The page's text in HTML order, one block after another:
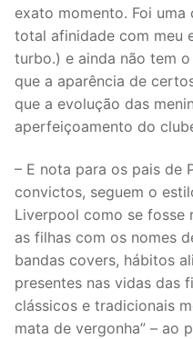
exato momento. Foi uma
total afinidade com meu
turbo.) e ainda não tem
que a aparência de
que a evolução das
aperfeiçoamento do
– E nota para os pais de
convictos, seguem o
Liverpool como se fosse
as filhas com os nomes
bandas covers, hábitos
presentes nas vidas das
clássicos e tradicionais
mata de vergonha” – ao